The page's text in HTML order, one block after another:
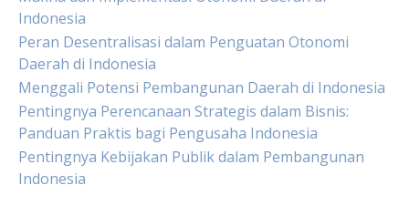
Indonesia
Peran Desentralisasi dalam Penguatan Otonomi
Daerah di Indonesia
Menggali Potensi Pembangunan Daerah di Indonesia
Pentingnya Perencanaan Strategis dalam Bisnis:
Panduan Praktis bagi Pengusaha Indonesia
Pentingnya Kebijakan Publik dalam Pembangunan
Indonesia